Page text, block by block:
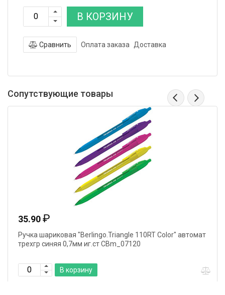
В КОРЗИНУ
Сравнить Оплата заказа Доставка
Сопутствующие товары
35.90₽
Ручка шариковая "Berlingo.Triangle 110RT Color" автомат
трехгр синяя 0,7мм иг.ст CBm_07120
В корзину